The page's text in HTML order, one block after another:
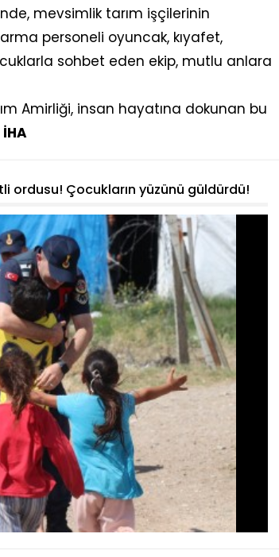
mevsimlik tarım işçilerinin
personeli oyuncak, kıyafet,
sohbet eden ekip, mutlu anlara
Amirliği, insan hayatına dokunan bu
İHA
ordusu! Çocukların yüzünü güldürdü!